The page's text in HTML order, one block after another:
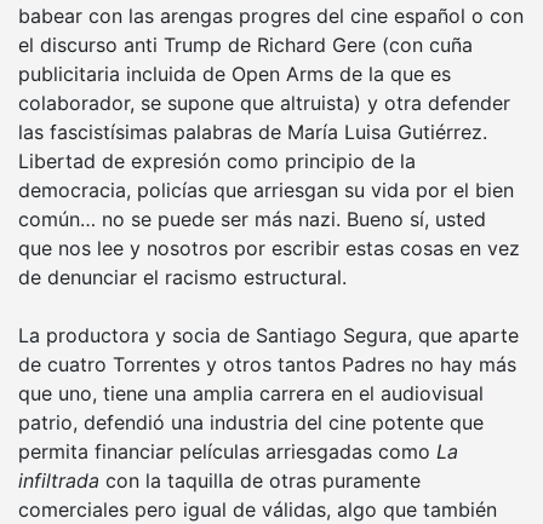
babear con las arengas progres del cine español o con
el discurso anti Trump de Richard Gere (con cuña
publicitaria incluida de Open Arms de la que es
colaborador, se supone que altruista) y otra defender
las fascistísimas palabras de María Luisa Gutiérrez.
Libertad de expresión como principio de la
democracia, policías que arriesgan su vida por el bien
común… no se puede ser más nazi. Bueno sí, usted
que nos lee y nosotros por escribir estas cosas en vez
de denunciar el racismo estructural.
La productora y socia de Santiago Segura, que aparte
de cuatro Torrentes y otros tantos Padres no hay más
que uno, tiene una amplia carrera en el audiovisual
patrio, defendió una industria del cine potente que
permita financiar películas arriesgadas como La
infiltrada con la taquilla de otras puramente
comerciales pero igual de válidas, algo que también